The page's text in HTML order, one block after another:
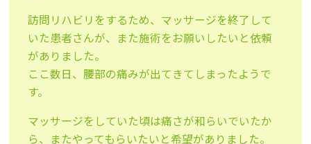
訪問リハビリをするため、マッサージを終了して
いた患者さんが、また施術をお願いしたいと依頼
がありました。
ここ数日、腰部の痛みが出てきてしまったようで
す。
マッサージをしていた頃は痛さが和らいでいたか
ら、またやってもらいたいと希望がありました。